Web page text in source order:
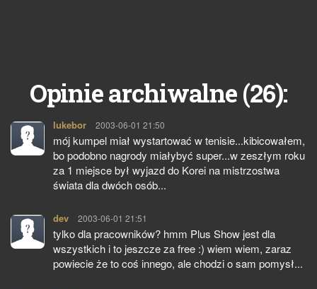
Opinie archiwalne (26):
lukebor pisze:
2003-06-01 21:50
mój kumpel miał wystartować w tenisie...kibicowałem,
bo podobno nagrody miałybyć super...w zeszłym roku
za 1 miejsce był wyjazd do Korei na mistrzostwa
świata dla dwóch osób...
dev pisze:
2003-06-01 21:51
tylko dla pracowników? hmm Plus Show jest dla
wszystkich i to jeszcze za free :) wiem wiem, zaraz
powiecie że to coś innego, ale chodzi o sam pomysł...